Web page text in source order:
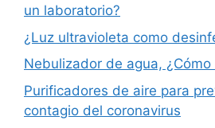
un laboratorio?
¿Luz ultravioleta como
Nebulizador de agua, ¿Cómo
Purificadores de aire para
contagio del coronavirus